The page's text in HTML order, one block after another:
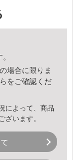
場合に限りま
をご確認くだ
によって、商品
ざいます。